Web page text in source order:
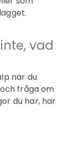
vad
när du
fråga om
du har, har